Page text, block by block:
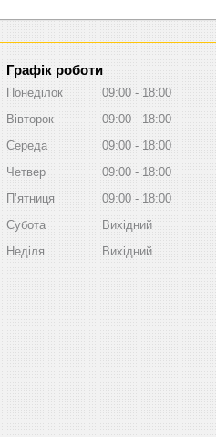
Графік роботи
Понеділок 09:00
18:00
Вівторок
09:00
18:00
Середа
09:00
18:00
Четвер
09:00
18:00
Пʼятниця
09:00
18:00
Субота
Вихідний
Неділя
Вихідний